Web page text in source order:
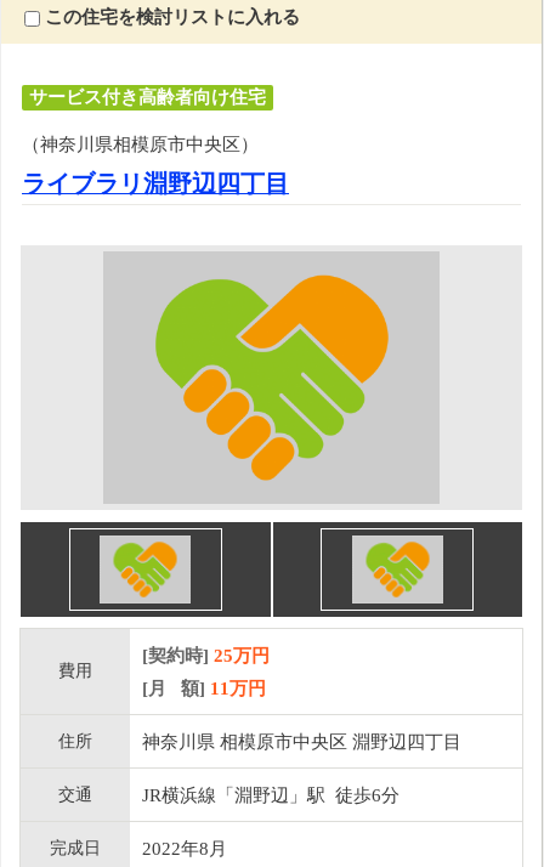
この住宅を検討リストに入れる
サービス付き高齢者向け住宅
（神奈川県相模原市中央区）
ライブラリ淵野辺四丁目
費用
[契約時] 25万円
[月 額] 11万円
住所 神奈川県 相模原市中央区 淵野辺四丁目
交通 JR横浜線「淵野辺」駅 徒歩6分
完成日 2022年8月